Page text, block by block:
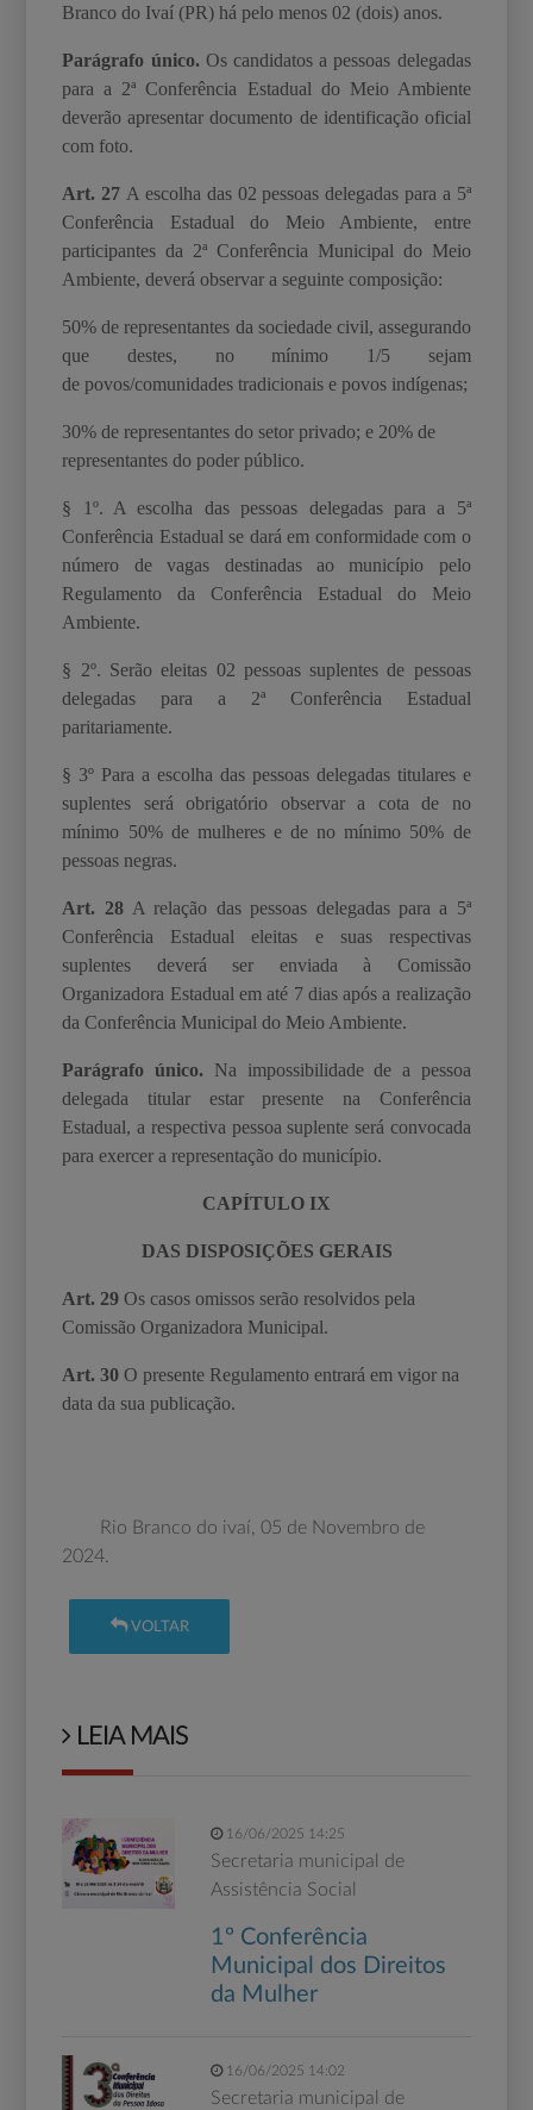
Branco do Ivaí (PR) há pelo menos 02 (dois) anos.
Parágrafo único. Os candidatos a pessoas delegadas
para a 2ª Conferência Estadual do Meio Ambiente
deverão apresentar documento de identificação oficial
com foto.
Art. 27 A escolha das 02 pessoas delegadas para a 5ª
Conferência Estadual do Meio Ambiente, entre
participantes da 2ª Conferência Municipal do Meio
Ambiente, deverá observar a seguinte composição:
50% de representantes da sociedade civil, assegurando
que destes, no mínimo 1/5 sejam
de povos/comunidades tradicionais e povos indígenas;
30% de representantes do setor privado; e 20% de
representantes do poder público.
§ 1º. A escolha das pessoas delegadas para a 5ª
Conferência Estadual se dará em conformidade com o
número de vagas destinadas ao município pelo
Regulamento da Conferência Estadual do Meio
Ambiente.
§ 2º. Serão eleitas 02 pessoas suplentes de pessoas
delegadas para a 2ª Conferência Estadual
paritariamente.
§ 3º Para a escolha das pessoas delegadas titulares e
suplentes será obrigatório observar a cota de no
mínimo 50% de mulheres e de no mínimo 50% de
pessoas negras.
Art. 28 A relação das pessoas delegadas para a 5ª
Conferência Estadual eleitas e suas respectivas
suplentes deverá ser enviada à Comissão
Organizadora Estadual em até 7 dias após a realização
da Conferência Municipal do Meio Ambiente.
Parágrafo único. Na impossibilidade de a pessoa
delegada titular estar presente na Conferência
Estadual, a respectiva pessoa suplente será convocada
para exercer a representação do município.
CAPÍTULO IX
DAS DISPOSIÇÕES GERAIS
Art. 29Os casos omissos serão resolvidos pela
Comissão Organizadora Municipal.
Art. 30O presente Regulamento entrará em vigor na
data da sua publicação.
Rio Branco do ivaí, 05 de Novembro de
2024.
VOLTAR
LEIA MAIS
16/06/2025 14:25
Secretaria municipal de
Assistência Social
1º Conferência
Municipal dos Direitos
da Mulher
16/06/2025 14:02
Secretaria municipal de